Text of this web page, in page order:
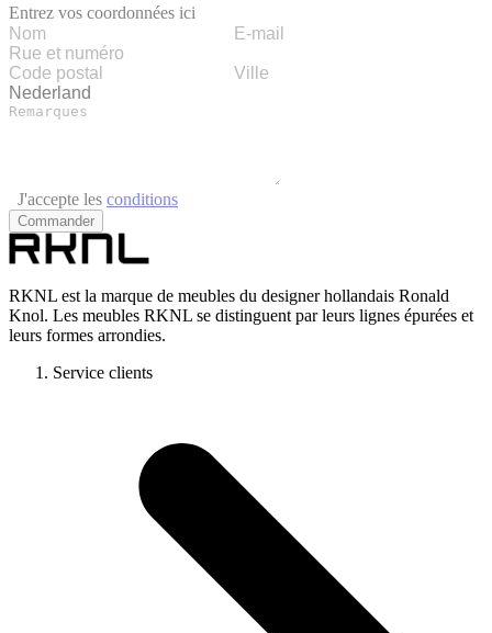
Entrez vos coordonnées ici
J'accepte les conditions
Commander
RKNL est la marque de meubles du designer hollandais Ronald
Knol. Les meubles RKNL se distinguent par leurs lignes épurées et
leurs formes arrondies.
Service clients